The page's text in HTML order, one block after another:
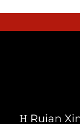
Η Ruian